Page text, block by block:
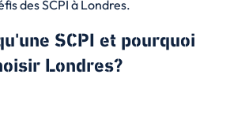
des SCPI à Londres.
SCPI et pourquoi
Londres?